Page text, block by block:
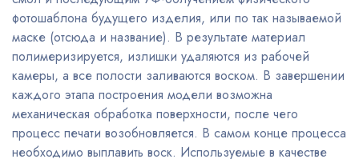
фотошаблона будущего изделия, или по так называемой
маске (отсюда и название). В результате материал
полимеризируется, излишки удаляются из рабочей
камеры, а все полости заливаются воском. В завершении
каждого этапа построения модели возможна
механическая обработка поверхности, после чего
процесс печати возобновляется. В самом конце процесса
необходимо выплавить воск. Используемые в качестве